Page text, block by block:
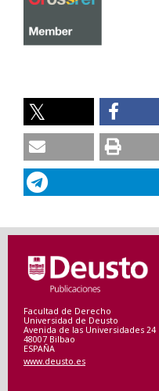
Facultad de Derecho
Universidad de Deusto
Avenida de las Universidades 24
48007 Bilbao
ESPAÑA
www.deusto.es